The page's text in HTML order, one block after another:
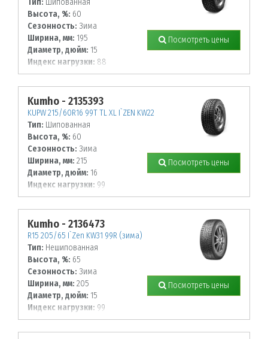
Высота, %: 60
Сезонность: Зима
Ширина, мм: 195
Диаметр, дюйм: 15
Индекс нагрузки: 88
Индекс скорости:T
Посмотреть цены
Kumho - 2135393
KUPW 215/60R16 99T TL XL I`ZEN KW22
Тип: Шипованная
Высота, %: 60
Сезонность: Зима
Ширина, мм: 215
Диаметр, дюйм: 16
Индекс нагрузки: 99
Индекс скорости:T
Посмотреть цены
Kumho - 2136473
R15 205/65 I`Zen KW31 99R (зима)
Тип: Нешипованная
Высота, %: 65
Сезонность: Зима
Ширина, мм: 205
Диаметр, дюйм: 15
Индекс нагрузки: 99
Индекс скорости:R
Посмотреть цены